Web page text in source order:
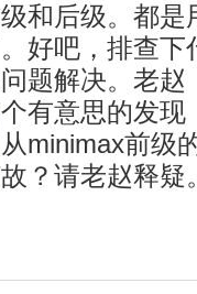
和后级。都
好吧，排查
题解决。老
有意思的发
minimax前级
？请老赵释疑